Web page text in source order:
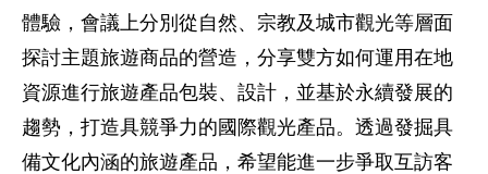
體驗，會議上分別從自然、宗教及城市觀光等層面
探討主題旅遊商品的營造，分享雙方如何運用在地
資源進行旅遊產品包裝、設計，並基於永續發展的
趨勢，打造具競爭力的國際觀光產品。透過發掘具
備文化內涵的旅遊產品，希望能進一步爭取互訪客